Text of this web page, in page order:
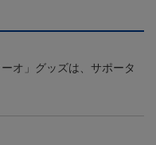
オ」グッズは、サポータ